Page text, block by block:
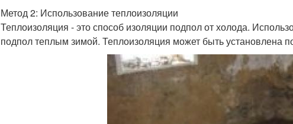
Метод 2: Использование теплоизоляции
Теплоизоляция - это способ изоляции подпол от холода.
подпол теплым зимой. Теплоизоляция может быть установлена